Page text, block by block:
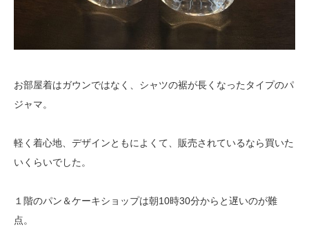
お部屋着はガウンではなく、シャツの裾が長くなったタイプのパ
ジャマ。
軽く着心地、デザインともによくて、販売されているなら買いた
いくらいでした。
１階のパン＆ケーキショップは朝10時30分からと遅いのが難
点。